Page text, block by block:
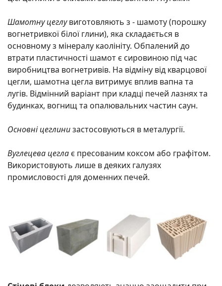
Шамотну цеглувиготовляють з - шамоту (порошку
вогнетривкої білої глини), яка складається в
основному з мінералу каолініту. Обпалений до
втрати пластичності шамот є сировиною під час
виробництва вогнетривів. На відміну від кварцової
цегли, шамотна цегла витримує вплив вапна та
лугів. Відмінний варіант при кладці печей лазнях та
будинках, вогнищ та опалювальних частин саун.
Основні цеглинизастосовуються в металургії.
Вуглецева цегла є пресованим коксом або графітом.
Використовують лише в деяких галузях
промисловості для доменних печей.